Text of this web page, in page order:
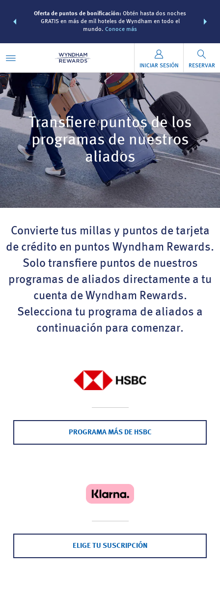
Oferta de puntos de bonificación:Obtén hasta dos noches
GRATIS en más de mil hoteles de Wyndham en todo el
mundo.Conoce más
viaje de
INICIAR SESIÓN RESERVAR
Transfiere puntos de los
programas de nuestros
aliados
Convierte tus millas y puntos de tarjeta
de crédito en puntos Wyndham Rewards.
Solo transfiere puntos de nuestros
programas de aliados directamente a tu
cuenta de Wyndham Rewards.
Selecciona tu programa de aliados a
continuación para comenzar.
PROGRAMA MÁS DE HSBC
ELIGE TU SUSCRIPCIÓN